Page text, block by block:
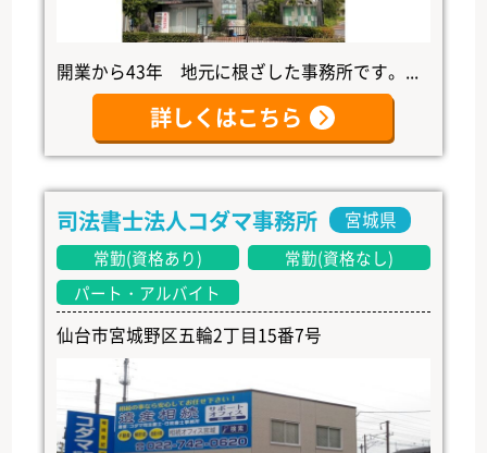
開業から43年 地元に根ざした事務所です。...
詳しくはこちら
司法書士法人コダマ事務所 宮城県
常勤(資格あり)
常勤(資格なし)
パート・アルバイト
仙台市宮城野区五輪2丁目15番7号